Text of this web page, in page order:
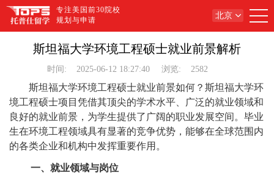
专注美国前30院校
规划与申请
北京
斯坦福大学环境工程硕士就业前景解析
时间: 2025-06-12 18:27:40 浏览: 2582
斯坦福大学环境工程硕士就业前景如何？斯坦福大学环
境工程硕士项目凭借其顶尖的学术水平、广泛的就业领域和
良好的就业前景，为学生提供了广阔的职业发展空间。毕业
生在环境工程领域具有显著的竞争优势，能够在全球范围内
的各类企业和机构中发挥重要作用。
一、就业领域与岗位